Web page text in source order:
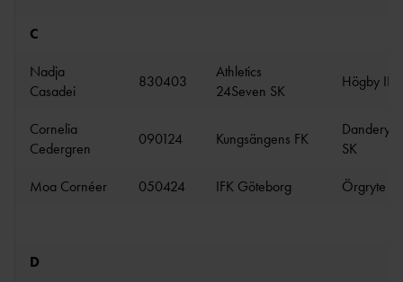
ET
MOTIONSVERKSAMHET
FOLKSP
EL
ALLMÄNNA
DISTRIKTSSTART
ER
ER
MÅLFOTODOMA
ARE
C
Nadja
Casadei
830403
Athletics
24Seven SK
Högby IF
Cornelia
Cedergren
090124 Kungsängens FK
Danderyds
SK
Moa Cornéer
050424 IFK Göteborg Örgryte IS
D